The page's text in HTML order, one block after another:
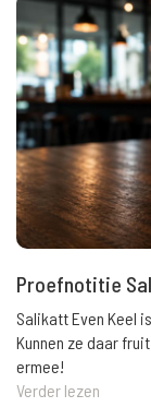
Proefnotitie
Salikatt Even Keel
Kunnen ze daar
ermee!
Verder lezen